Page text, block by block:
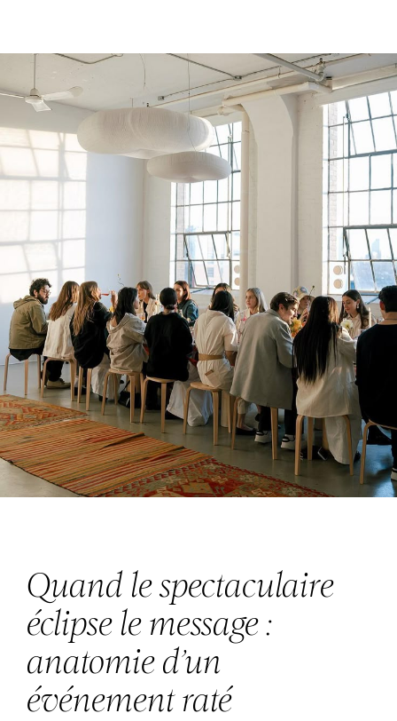
Quand le spectaculaire
éclipse le message :
anatomie d’un
événement raté